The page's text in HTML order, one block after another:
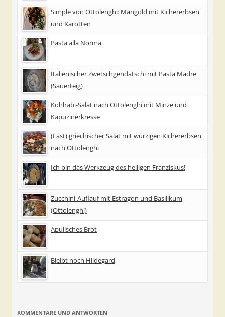
Simple von Ottolenghi: Mangold mit Kichererbsen
und Karotten
Pasta alla Norma
Italienischer Zwetschgendatschi mit Pasta Madre
(Sauerteig)
Kohlrabi-Salat nach Ottolenghi mit Minze und
Kapuzinerkresse
(Fast) griechischer Salat mit würzigen Kichererbsen
nach Ottolenghi
Ich bin das Werkzeug des heiligen Franziskus!
Zucchini-Auflauf mit Estragon und Basilikum
(Ottolenghi)
Apulisches Brot
Bleibt noch Hildegard
KOMMENTARE UND ANTWORTEN